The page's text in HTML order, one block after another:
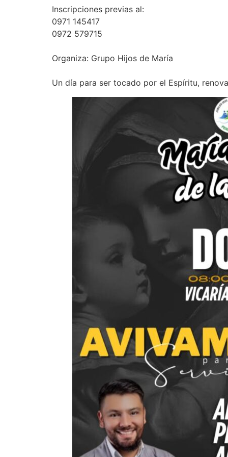
Inscripciones previas al:
0971 145417
0972 579715
Organiza: Grupo Hijos de María
Un día para ser tocado por el Espíritu,